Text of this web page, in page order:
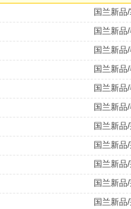
国兰新品
国兰新品
国兰新品
国兰新品
国兰新品
国兰新品
国兰新品
国兰新品
国兰新品
国兰新品
国兰新品